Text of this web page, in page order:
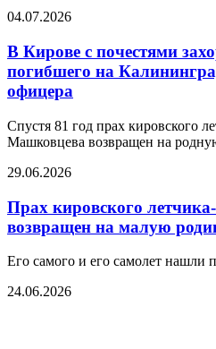
04.07.2026
В Кирове с почестями
погибшего на
офицера
Спустя 81 год прах кировского
Машковцева возвращен на
29.06.2026
Прах кировского
возвращен на малую
Его самого и его самолет нашли
24.06.2026